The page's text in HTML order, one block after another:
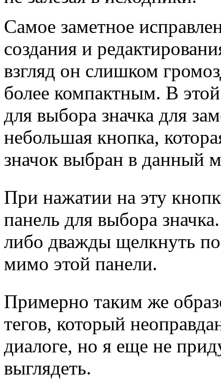
Самое заметное
создания и
взгляд он слишком
более компактным. В
для выбора значка для
небольшая кнопка,
значок выбран в данный
При нажатии на эту
панель для выбора
либо дважды щелкнуть
мимо этой панели.
Примерно таким же
тегов, который
диалоге, но я еще не
выглядеть.